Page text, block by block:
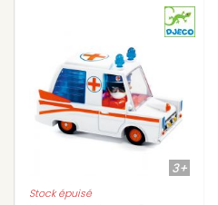
3+
Stock épuisé